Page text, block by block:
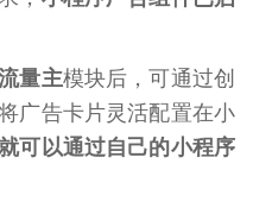
量主模块后，可通过创
广告卡片灵活配置在小
可以通过自己的小程序